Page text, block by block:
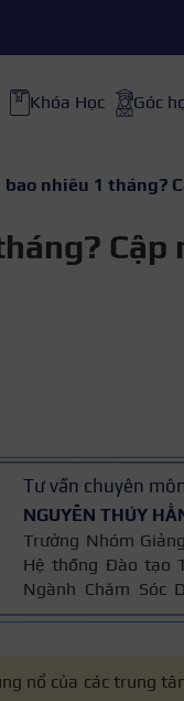
Khóa Học Góc
nhiêu 1 tháng?
Tư vấn chuyên
NGUYỄN THÚY
Trưởng Nhóm
Hệ thống Đào tạo
Ngành Chăm Sóc
chứng chỉ chuyên
nổ của các trung